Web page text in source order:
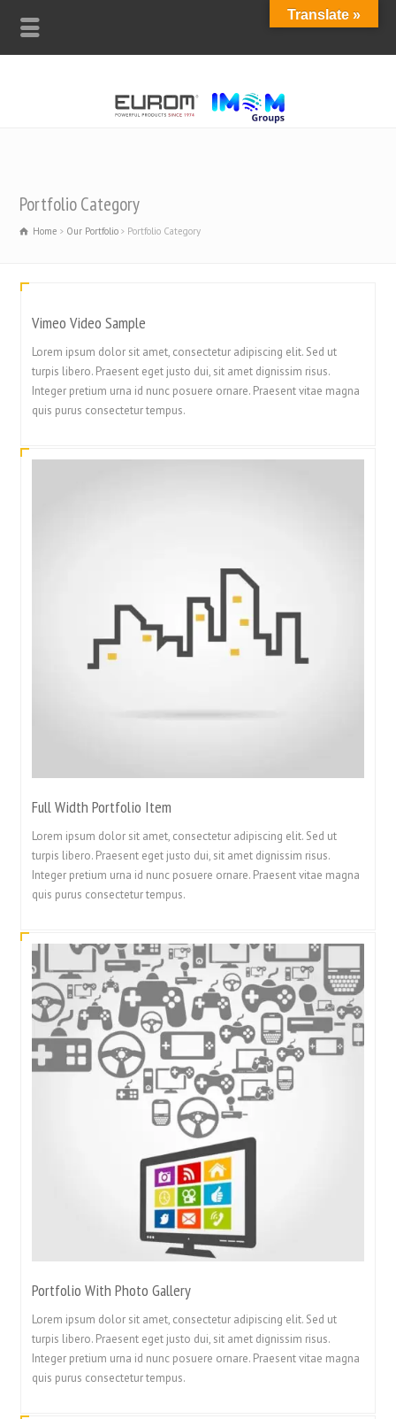
Portfolio Category
Home Our Portfolio Portfolio Category
Vimeo Video Sample
Lorem ipsum dolor sit amet, consectetur adipiscing elit. Sed ut
turpis libero. Praesent eget justo dui, sit amet dignissim risus.
Integer pretium urna id nunc posuere ornare. Praesent vitae magna
quis purus consectetur tempus.
Full Width Portfolio Item
Lorem ipsum dolor sit amet, consectetur adipiscing elit. Sed ut
turpis libero. Praesent eget justo dui, sit amet dignissim risus.
Integer pretium urna id nunc posuere ornare. Praesent vitae magna
quis purus consectetur tempus.
Portfolio With Photo Gallery
Lorem ipsum dolor sit amet, consectetur adipiscing elit. Sed ut
turpis libero. Praesent eget justo dui, sit amet dignissim risus.
Integer pretium urna id nunc posuere ornare. Praesent vitae magna
quis purus consectetur tempus.
Translate »